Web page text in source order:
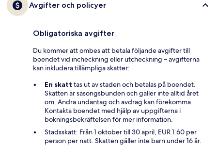
Avgifter och policyer
Obligatoriska avgifter
Du kommer att ombes att betala följande avgifter till
boendet vid incheckning eller utcheckning – avgifterna
kan inkludera tillämpliga skatter:
En skatt tas ut av staden och betalas på boendet.
Skatten är säsongsbunden och gäller inte alltid året
om. Andra undantag och avdrag kan förekomma.
Kontakta boendet med hjälp av uppgifterna i
bokningsbekräftelsen för mer information.
Stadsskatt: Från 1 oktober till 30 april, EUR 1.60 per
person per natt. Skatten gäller inte barn under 16 år.